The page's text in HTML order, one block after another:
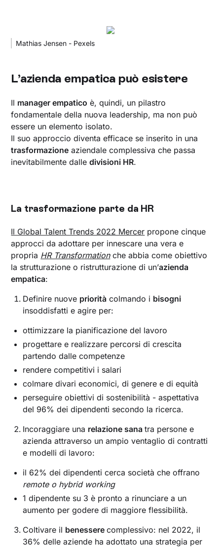
Mathias Jensen - Pexels
L’azienda empatica può esistere
Il manager empatico è, quindi, un pilastro
fondamentale della nuova leadership, ma non può
essere un elemento isolato.
Il suo approccio diventa efficace se inserito in una
trasformazione aziendale complessiva che passa
inevitabilmente dalledivisioni HR.
La trasformazione parte da HR
Il Global Talent Trends 2022 Mercer propone cinque
approcci da adottare per innescare una vera e
propria HR Transformationche abbia come obiettivo
la strutturazione o ristrutturazione di un’azienda
empatica:
Definire nuove priorità colmando i bisogni
insoddisfatti e agire per:
ottimizzare la pianificazione del lavoro
progettare e realizzare percorsi di crescita
partendo dalle competenze
rendere competitivi i salari
colmare divari economici, di genere e di equità
perseguire obiettivi di sostenibilità - aspettativa
del 96% dei dipendenti secondo la ricerca.
Incoraggiare una relazione sanatra persone e
azienda attraverso un ampio ventaglio di contratti
e modelli di lavoro:
il 62% dei dipendenti cerca società che offrano
remote o hybrid working
1 dipendente su 3 è pronto a rinunciare a un
aumento per godere di maggiore flessibilità.
Coltivare il benesserecomplessivo: nel 2022, il
36% delle aziende ha adottato una strategia per